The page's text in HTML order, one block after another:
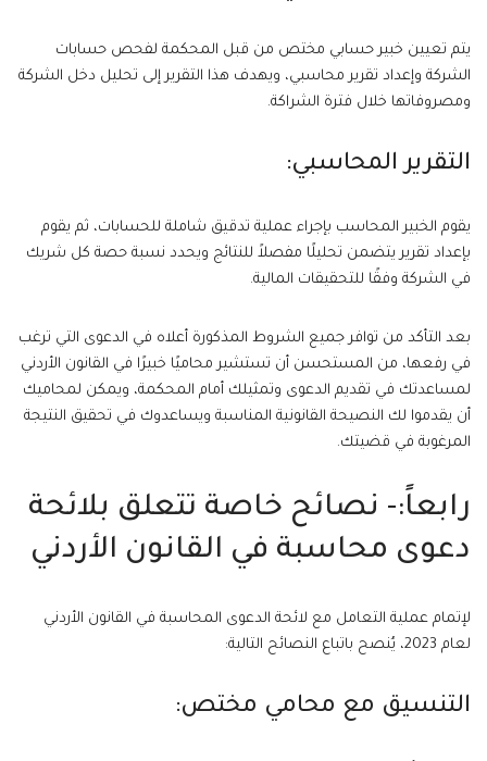
يتم تعيين خبير حسابي مختص من قبل المحكمة لفحص حسابات
الشركة وإعداد تقرير محاسبي، ويهدف هذا التقرير إلى تحليل دخل الشركة
ومصروفاتها خلال فترة الشراكة.
التقرير المحاسبي:
يقوم الخبير المحاسب بإجراء عملية تدقيق شاملة للحسابات، ثم يقوم
بإعداد تقرير يتضمن تحليلًا مفصلاً للنتائج ويحدد نسبة حصة كل شريك
في الشركة وفقًا للتحقيقات المالية.
بعد التأكد من توافر جميع الشروط المذكورة أعلاه في الدعوى التي ترغب
في رفعها، من المستحسن أن تستشير محاميًا خبيرًا في القانون الأردني
لمساعدتك في تقديم الدعوى وتمثيلك أمام المحكمة، ويمكن لمحاميك
أن يقدموا لك النصيحة القانونية المناسبة ويساعدوك في تحقيق النتيجة
المرغوبة في قضيتك.
رابعاً:- نصائح خاصة تتعلق بلائحة
دعوى محاسبة في القانون الأردني
لإتمام عملية التعامل مع لائحة الدعوى المحاسبة في القانون الأردني
لعام 2023، يُنصح باتباع النصائح التالية:
التنسيق مع محامي مختص: